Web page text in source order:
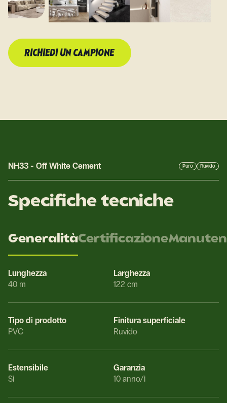
RICHIEDI UN CAMPIONE
NH33 - Off White Cement Puro Ruvido
Specifiche tecniche
GeneralitàCertificazione
Lunghezza
40 m
Larghezza
122 cm
Tipo di prodotto
PVC
Finitura superficiale
Ruvido
Estensibile
Sì
Garanzia
10 anno/i